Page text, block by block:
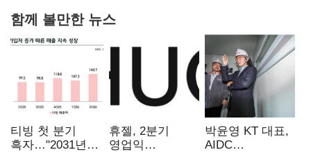
함께 볼만한 뉴스
티빙 첫 분기
흑자…"2031년까
휴젤, 2분기
영업익
박윤영 KT 대표,
AIDC